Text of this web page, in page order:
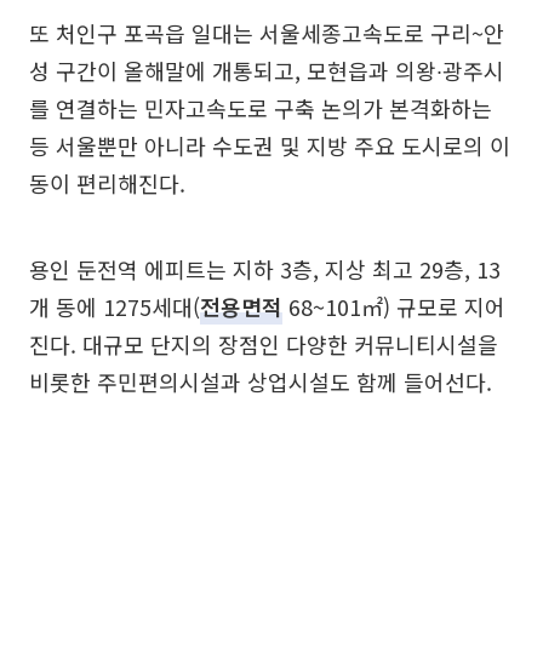
또 처인구 포곡읍 일대는 서울세종고속도로 구리~안
성 구간이 올해말에 개통되고, 모현읍과 의왕∙광주시
를 연결하는 민자고속도로 구축 논의가 본격화하는
등 서울뿐만 아니라 수도권 및 지방 주요 도시로의 이
동이 편리해진다.
용인 둔전역 에피트는 지하 3층, 지상 최고 29층, 13
개 동에 1275세대(전용면적 68~101㎡) 규모로 지어
진다. 대규모 단지의 장점인 다양한 커뮤니티시설을
비롯한 주민편의시설과 상업시설도 함께 들어선다.